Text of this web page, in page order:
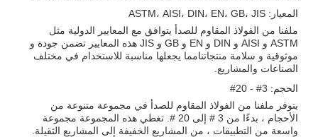
المعيار: ASTM، AISI، DIN، EN، GB، JIS
ملفنا من الفولاذ المقاوم للصدأ يتوافق مع المعايير الدولية مثل
ASTM و AISI و DIN و EN و GB و JIS هذه المعايير تضمن جودة و
موثوقية و سلامة منتجاتنامما يجعلها مناسبة للاستخدام في مختلف
الصناعات والمشاريع.
الحجم: 3# - 20#
يتوفر ملفنا من الفولاذ المقاوم للصدأ في مجموعة متنوعة من
الأحجام ، بدءًا من 3 # إلى 20 #. تغطي هذه المجموعة مجموعة
واسعة من التطبيقات ، من المشاريع الخفيفة إلى المشاريع الثقيلة.